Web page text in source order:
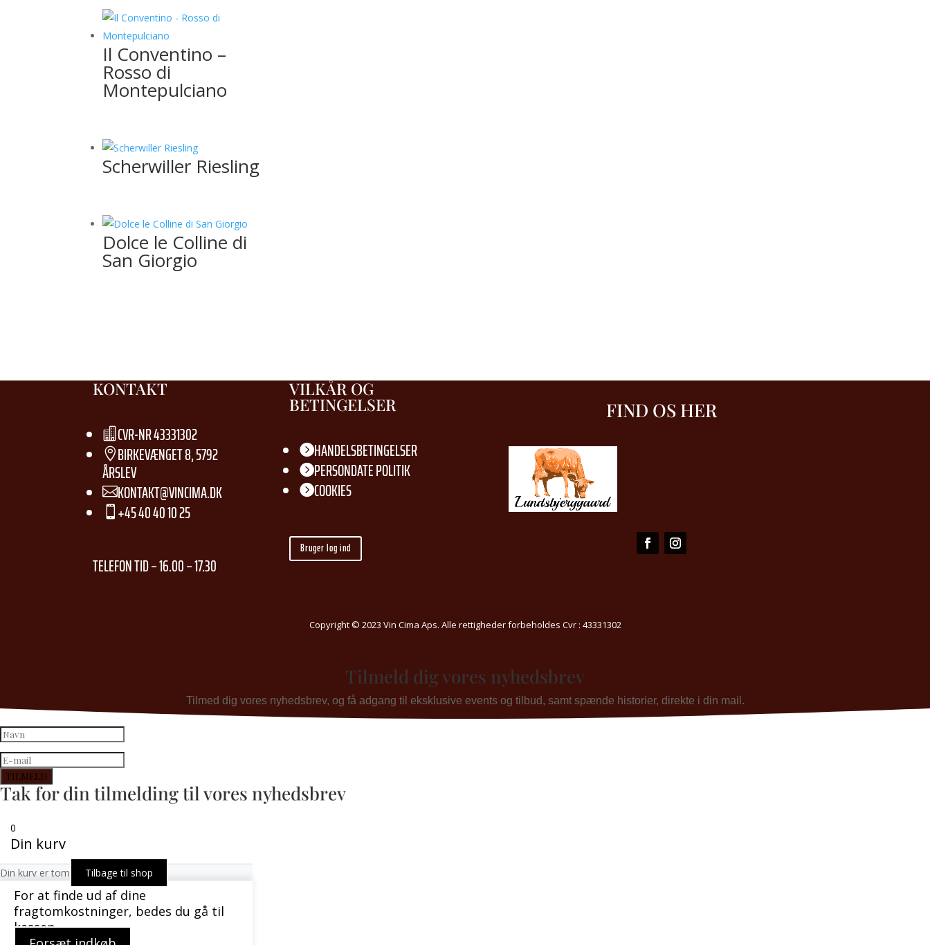
Il Conventino –
Rosso di
Montepulciano
Scherwiller Riesling
Dolce le Colline di
San Giorgio
KONTAKT
CVR-NR 43331302
BIRKEVÆNGET 8, 5792
ÅRSLEV
KONTAKT@VINCIMA.DK
 +45 40 40 10 25
TELEFON TID – 16.00 – 17.30
VILKÅR OG
BETINGELSER
HANDELSBETINGELSER
PERSONDATE POLITIK
COOKIES
Bruger log ind
FIND OS HER
Copyright © 2023 Vin Cima Aps. Alle rettigheder forbeholdes Cvr : 43331302
Tilmeld dig vores nyhedsbrev
Tilmed dig vores nyhedsbrev, og få adgang til eksklusive events og tilbud, samt spænde historier, direkte i din mail.
TILMELD
Tak for din tilmelding til vores nyhedsbrev
0
Din kurv
Din kurv er tom Tilbage til shop
For at finde ud af dine
fragtomkostninger, bedes du gå til
kassen.